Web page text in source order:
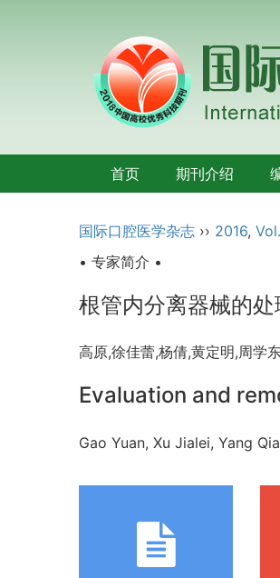
首页 期刊介绍
国际口腔医学杂志 ›› 2016,
• 专家简介 •
根管内分离器械的
高原,徐佳蕾,杨倩,黄定明,周学
Evaluation and
Gao Yuan, Xu Jialei, Yang